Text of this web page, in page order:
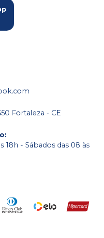
Fortaleza - CE
:
18h - Sábados das 08 às